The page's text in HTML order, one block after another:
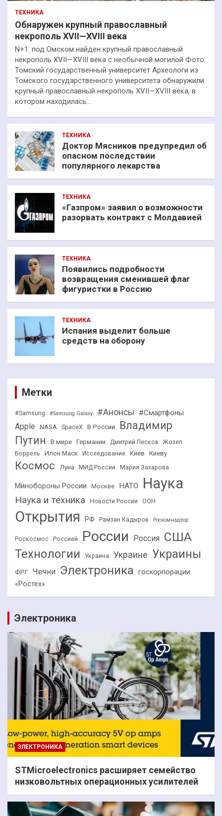
ТЕХНИКА
Обнаружен крупный православный
некрополь XVII—XVIII века
N+1: под Омском найден крупный православный
некрополь XVII—XVIII века с необычной могилой Фото:
Томский государственный университет Археологи из
Томского государственного университета обнаружили
крупный православный некрополь XVII—XVIII века, в
котором находилась…
ТЕХНИКА
Доктор Мясников предупредил об
опасном последствии
популярного лекарства
ТЕХНИКА
«Газпром» заявил о возможности
разорвать контракт с Молдавией
ТЕХНИКА
Появились подробности
возвращения сменившей флаг
фигуристки в Россию
ТЕХНИКА
Испания выделит больше
средств на оборону
Метки
#Samsung #Samsung Galaxy #Анонсы #Смартфоны
Apple NASA SpaceX В России
Владимир
Путин
В мире Германии Дмитрий Песков
Жозеп
Боррель
Илон Маск Исследование Киев Киеву
Космос Луна МИД России Мария Захарова
Минобороны России Москве НАТО Наука
Наука и техника Новости России ООН
Открытия РФ Рамзан Кадыров Роскомнадзор
Роскосмос Россией России Россия США
Технологии Украина Украине Украины
ФРГ Чечни Электроника госкорпорации
«Ростех»
Электроника
ЭЛЕКТРОНИКА
STMicroelectronics расширяет семейство
низковольтных операционных усилителей